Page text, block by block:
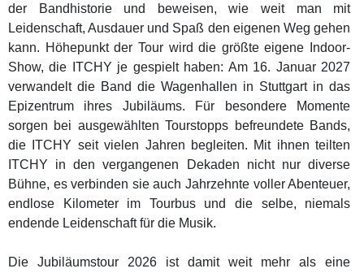
der Bandhistorie und beweisen, wie weit man mit
Leidenschaft, Ausdauer und Spaß den eigenen Weg gehen
kann. Höhepunkt der Tour wird die größte eigene Indoor-
Show, die ITCHY je gespielt haben: Am 16. Januar 2027
verwandelt die Band die Wagenhallen in Stuttgart in das
Epizentrum ihres Jubiläums. Für besondere Momente
sorgen bei ausgewählten Tourstopps befreundete Bands,
die ITCHY seit vielen Jahren begleiten. Mit ihnen teilten
ITCHY in den vergangenen Dekaden nicht nur diverse
Bühne, es verbinden sie auch Jahrzehnte voller Abenteuer,
endlose Kilometer im Tourbus und die selbe, niemals
endende Leidenschaft für die Musik.
Die Jubiläumstour 2026 ist damit weit mehr als eine